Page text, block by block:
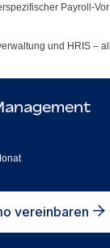
Payroll-
und HRIS –
vereinbaren